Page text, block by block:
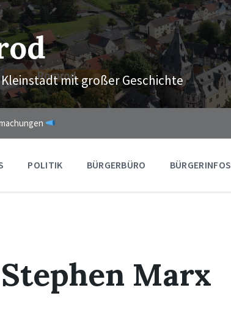
mit großer Geschichte
POLITIK BÜRGERBÜRO BÜRGERINFOS
Stephen Marx